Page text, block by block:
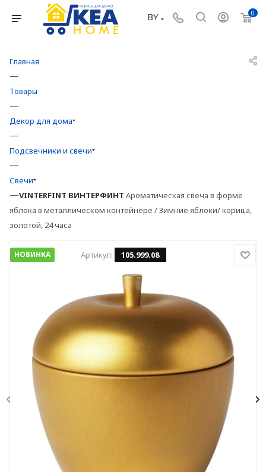
0
BY
Главная
—
Товары
—
Декор для дома
—
Подсвечники и свечи
—
Свечи
—VINTERFINT ВИНТЕРФИНТ Ароматическая свеча в форме
яблока в металлическом контейнере / Зимние яблоки/ корица,
золотой, 24 часа
НОВИНКА Артикул: 105.999.08